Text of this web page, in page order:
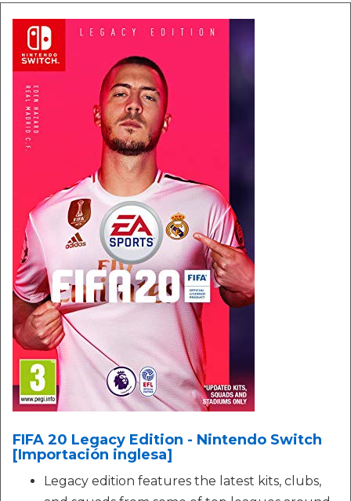
FIFA 20 Legacy Edition - Nintendo Switch
[Importación inglesa]
Legacy edition features the latest kits, clubs,